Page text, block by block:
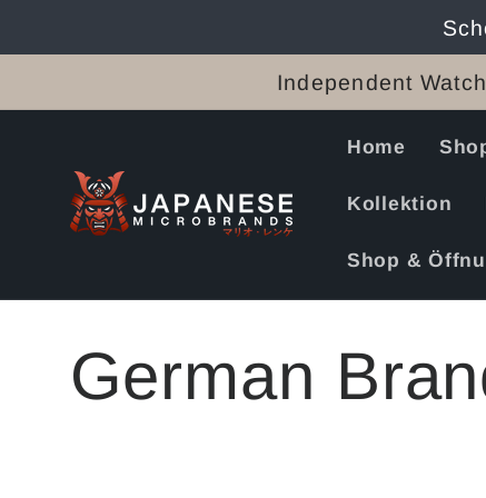
Inhalt
Independent
Home
Kollektion
Shop &
K
German